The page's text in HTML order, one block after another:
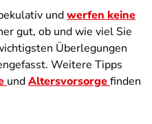
undwerfen keine
gut, ob und wie viel Sie
Überlegungen
Weitere Tipps
undAltersvorsorgefinden